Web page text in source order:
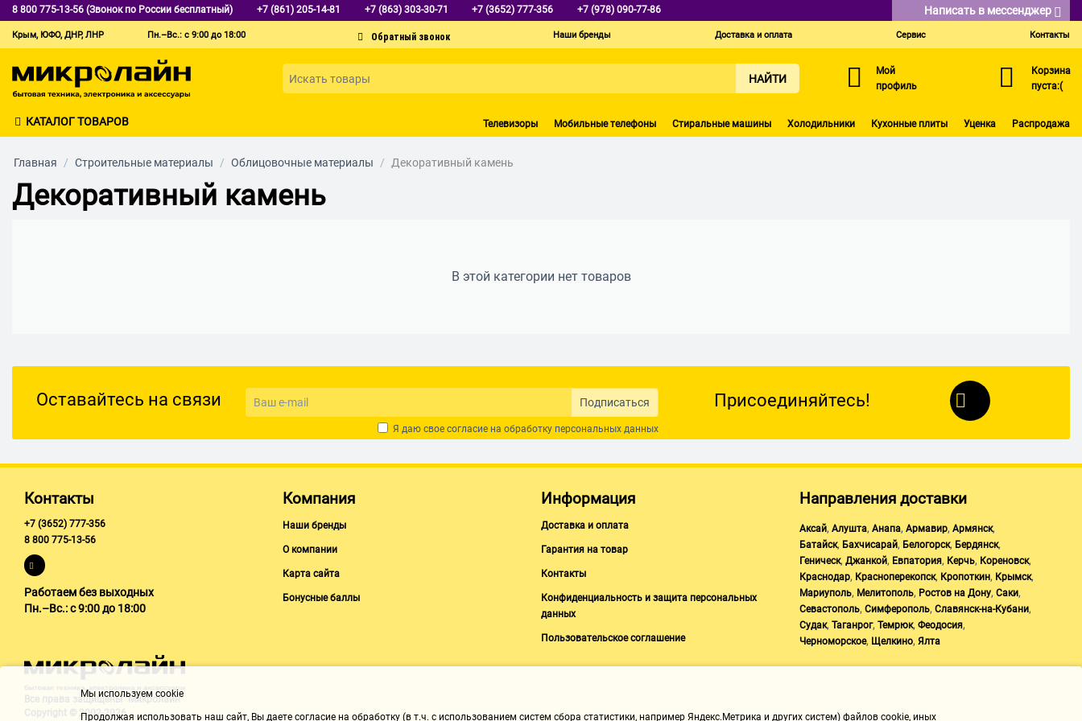
8 800 775-13-56 (Звонок по России бесплатный) +7 (861) 205-14-81 +7 (863) 303-30-71 +7 (3652) 777-356 +7 (978) 090-77-86 Написать в мессенджер
Крым, ЮФО, ДНР, ЛНР Пн.–Вс.: с 9:00 до 18:00 Наши бренды Доставка и оплата Сервис Контакты
НАЙТИ
Мой
профиль
Корзина
пуста:(
КАТАЛОГ ТОВАРОВ Телевизоры Мобильные телефоны Стиральные машины Холодильники Кухонные плиты Уценка Распродажа
Главная / Строительные материалы / Облицовочные материалы / Декоративный камень
Декоративный камень
В этой категории нет товаров
Оставайтесь на связи Подписаться
Я даю свое согласие на обработку персональных данных
Присоединяйтесь!
Контакты
+7 (3652) 777-356
8 800 775-13-56
Работаем без выходных
Пн.–Вс.: с 9:00 до 18:00
Компания
Наши бренды
О компании
Карта сайта
Бонусные баллы
Информация
Доставка и оплата
Гарантия на товар
Контакты
Конфиденциальность и защита персональных
данных
Пользовательское соглашение
Направления доставки
Аксай, Алушта, Анапа, Армавир, Армянск,
Батайск, Бахчисарай, Белогорск, Бердянск,
Геническ, Джанкой, Евпатория, Керчь, Кореновск,
Краснодар, Красноперекопск, Кропоткин, Крымск,
Мариуполь, Мелитополь, Ростов на Дону, Саки,
Севастополь, Симферополь, Славянск-на-Кубани,
Судак, Таганрог, Темрюк, Феодосия,
Черноморское, Щелкино, Ялта
Все права защищены "Микролайн"
Copyright © 2002-2026
Мы используем cookie
Продолжая использовать наш cайт, Вы даете согласие на обработку (в т.ч. с использованием систем сбора статистики, например Яндекс.Метрика и других систем) файлов cookie, иных